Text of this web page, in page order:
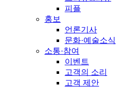
피플
홍보
언론기사
문화·예술소식
소통·참여
이벤트
고객의 소리
고객 제안